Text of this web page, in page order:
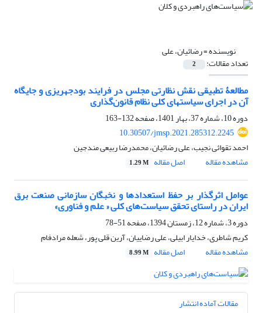
نویسنده =رضائیان، علی
تعداد مقالات: 2
مطالعۀ تطبیقی نقش نظارتی مجلس در فرایند بودجه‏ریزی و جایگاه
آن در اجرای سیاست‏های کلی نظام قانون‌گذاری
دوره 10، شماره 37، بهار 1401، صفحه
132-163
10.30507/jmsp.2021.285312.2245
احمد تقوائی نجیب، علی رضائیان، محمدرضا ربیعی مندجین
مشاهده مقاله
اصل مقاله 1.29 M
عوامل اثرگذار بر حفظ استعدادها و نخبگان سازمانی صنعت برق
ایران در راستای تحقق سیاست‌‌های کلی « علم و فناوری»
دوره 3، شماره 12، زمستان 1394، صفحه
51-78
کریم شاطری، خدایار ابیلی، علی رضاییان، آرین قلی پور، شعله مرادفام
مشاهده مقاله
اصل مقاله 8.99 M
مقالات آماده انتشار